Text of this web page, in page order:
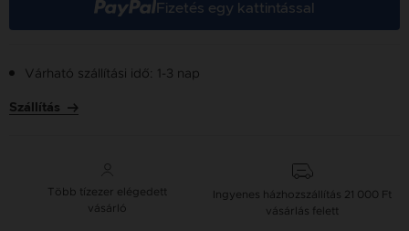
Fizetés egy kattintással
Várható szállítási idő: 1-3 nap
Szállítás
Több tízezer elégedett
vásárló
Ingyenes házhozszállítás 21 000 Ft
vásárlás felett